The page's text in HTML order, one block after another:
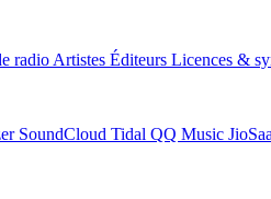
radio Artistes Éditeurs Licences &
SoundCloud Tidal QQ Music